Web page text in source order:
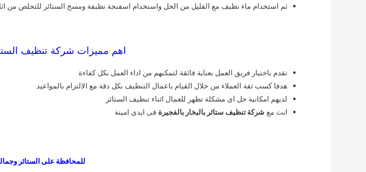
ثم استخدام ماء نظيف مع القليل من الخل واستخدام اسفنجة نظيفة ومسح الستائر للتخلص من
اهم مميزات شركة تنظيف
تقدم باختيار فريق العمل بعناية فائقة لتمكنهم من اداء العمل بكل كفاءة
هدفا كسب ثقة العملاء من خلال القيام باعمال التنظيف بكل دقة مع الالتزام بالمواعيد
لديهم امكانية حل اى مشكلة تظهر للعمال اثناء تنظيف الستائر
انت مع شركة تنظيف ستائر بالبخار بالفجيرة فى ايدى امينة
للمحافظة على الستائر